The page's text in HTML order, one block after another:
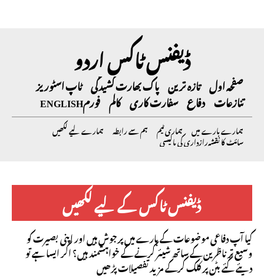
ڈیفنس ٹاکس اردو
صفحہ اول تازہ ترین پاک بھارت کشیدگی ٹاپ اسٹوریز
تنازعات دفاع سفارت کاری کالم فورمENGLISH
ہمارے بارے میں ہماری ٹیم ہم سے رابطہ ہمارے لیے لکھیں
سائٹ کا نقشہرازداری کی پالیسی
ڈیفنس ٹاکس کے لیے لکھیں
کیا آپ دفاعی موضوعات کے بارے میں پرجوش ہیں اور اپنی بصیرت کو
وسیع تر ناظرین کے ساتھ شیئر کرنے کے خواہشمند ہیں؟ اگر ایسا ہے تو
دیئے گئے بٹن پر کلک کرکے مزید تفصیلات پڑھیں